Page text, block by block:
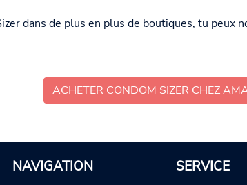
dans de plus en plus de boutiques, tu peux
ACHETER CONDOM SIZER CHEZ
NAVIGATION SERVICE